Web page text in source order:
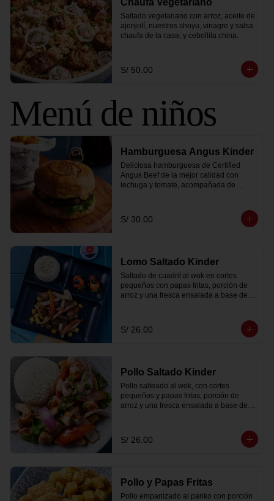
Chaufa Vegetariano
Saltado vegetariano con arroz, aceite de
ajonjolí, nuestros shoyu, vinagre y salsa
chaufa de la casa; y cebollita china.
S/ 50.00
Menú de niños
Hamburguesa Angus Kinder
Deliciosa hamburguesa de Certified
Angus Beef de la mejor calidad con
lechuga y tomate, acompañada de
S/ 30.00
Lomo Saltado Kinder
Saltado de cuadril al wok en cortes
pequeños con papas fritas, porción de
arroz y una fresca ensalada a base de
S/ 26.00
Pollo Saltado Kinder
Pollo salteado al wok, con cortes
pequeños y papas fritas, porción de
arroz y una fresca ensalada a base de
S/ 26.00
Pollo y Papas Fritas
Pollo empanizado al panko con porción